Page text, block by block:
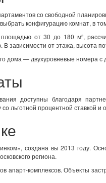
со свободной
конфигурацию комнат, в
от 30 до 180 м²,
зависимости от этажа, высота
дома — двухуровневые номера
доступны благодаря
льготной процентной ставкой
создана вы 2013 году.
региона.
апарт-комплексов. Объекты